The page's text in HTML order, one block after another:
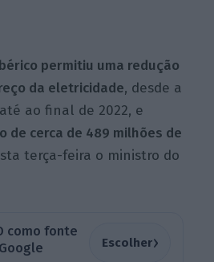
permitiu uma redução
da eletricidade, desde a
ao final de 2022, e
de cerca de 489 milhões de
terça-feira o ministro do
como fonte
Escolher›